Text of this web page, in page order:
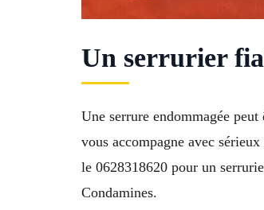
Un serrurier
Une serrure endommagée
vous accompagne avec
le 0628318620 pour un
Condamines.